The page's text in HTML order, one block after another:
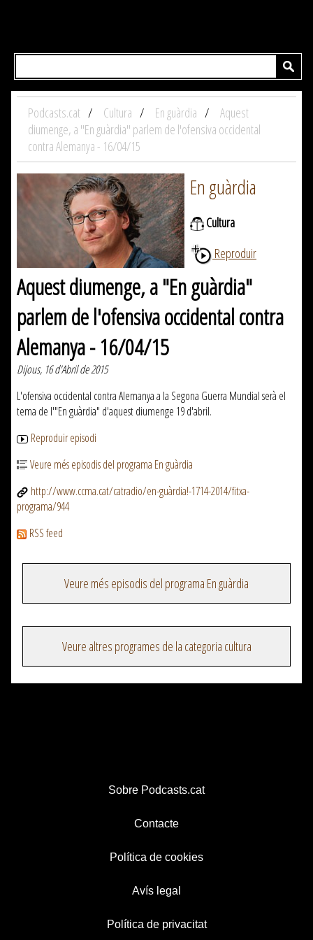
Podcasts.cat Cultura En guàrdia
Aquest
diumenge, a "En guàrdia" parlem de l'ofensiva occidental
contra Alemanya - 16/04/15
En guàrdia
Cultura
Reproduir
Aquest diumenge, a "En guàrdia"
parlem de l'ofensiva occidental contra
Alemanya - 16/04/15
Dijous, 16 d'Abril de 2015
L'ofensiva occidental contra Alemanya a la Segona Guerra Mundial serà el
tema de l'"En guàrdia" d'aquest diumenge 19 d'abril.
Reproduir episodi
Veure més episodis del programa En guàrdia
http://www.ccma.cat/catradio/en-guàrdia!-1714-2014/fitxa-
programa/944
RSS feed
Veure més episodis del programa En guàrdia
Veure altres programes de la categoria cultura
Sobre Podcasts.cat
Contacte
Política de cookies
Avís legal
Política de privacitat